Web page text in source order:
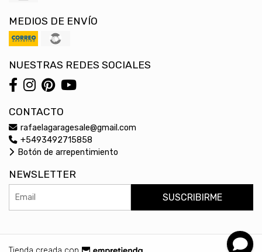
MEDIOS DE ENVÍO
NUESTRAS REDES SOCIALES
CONTACTO
rafaelagaragesale@gmail.com
+5493492715858
Botón de arrepentimiento
NEWSLETTER
SUSCRIBIRME